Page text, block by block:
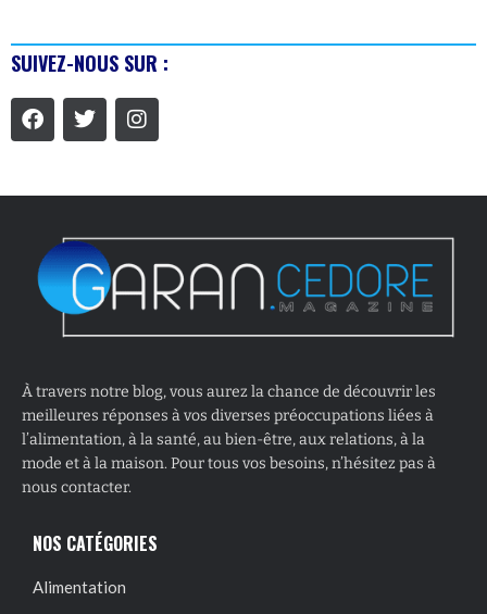
SUIVEZ-NOUS SUR :
À travers notre blog, vous aurez la chance de découvrir les
meilleures réponses à vos diverses préoccupations liées à
l’alimentation, à la santé, au bien-être, aux relations, à la
mode et à la maison. Pour tous vos besoins, n’hésitez pas à
nous contacter.
NOS CATÉGORIES
Alimentation